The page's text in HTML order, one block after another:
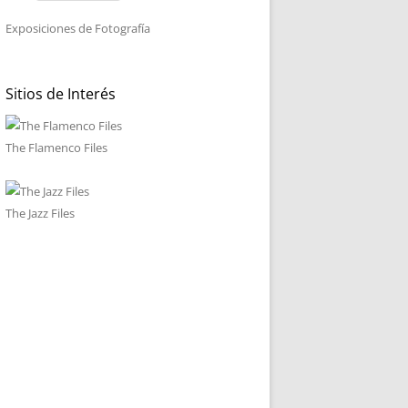
Exposiciones de Fotografía
Sitios de Interés
The Flamenco Files
The Jazz Files